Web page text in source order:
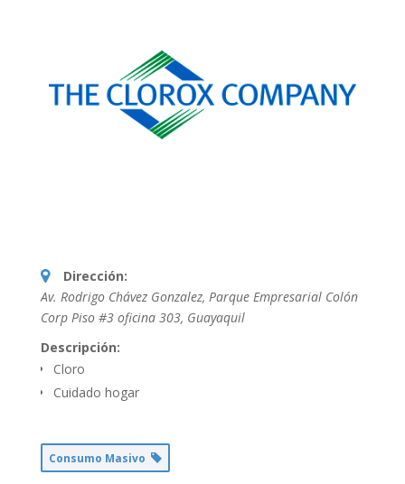
Dirección:
Av. Rodrigo Chávez Gonzalez, Parque Empresarial Colón
Corp Piso #3 oficina 303, Guayaquil
Descripción:
Cloro
Cuidado hogar
Consumo Masivo